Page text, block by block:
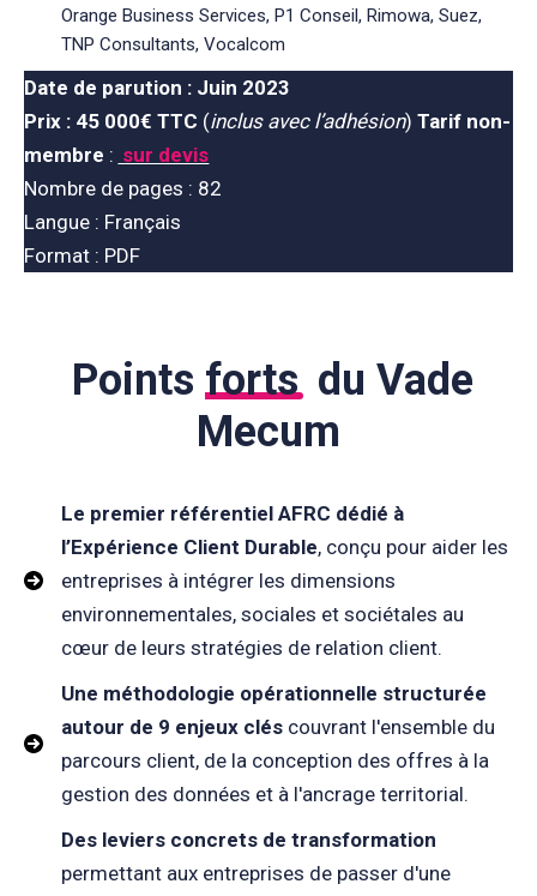
Orange Business Services, P1 Conseil, Rimowa, Suez,
TNP Consultants, Vocalcom
Date de parution : Juin 2023
Prix : 45 000€ TTC (inclus avec l’adhésion) Tarif non-
membre : sur devis
Nombre de pages : 82
Langue : Français
Format : PDF
Points forts du Vade
Mecum
Le premier référentiel AFRC dédié à
l’Expérience Client Durable, conçu pour aider les
entreprises à intégrer les dimensions
environnementales, sociales et sociétales au
cœur de leurs stratégies de relation client.
Une méthodologie opérationnelle structurée
autour de 9 enjeux clés couvrant l'ensemble du
parcours client, de la conception des offres à la
gestion des données et à l'ancrage territorial.
Des leviers concrets de transformation
permettant aux entreprises de passer d'une